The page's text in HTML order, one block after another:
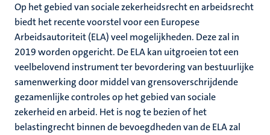
Op het gebied van sociale zekerheidsrecht en arbeidsrecht
biedt het recente voorstel voor een Europese
Arbeidsautoriteit (ELA) veel mogelijkheden. Deze zal in
2019 worden opgericht. De ELA kan uitgroeien tot een
veelbelovend instrument ter bevordering van bestuurlijke
samenwerking door middel van grensoverschrijdende
gezamenlijke controles op het gebied van sociale
zekerheid en arbeid. Het is nog te bezien of het
belastingrecht binnen de bevoegdheden van de ELA zal